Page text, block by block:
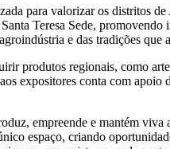
para valorizar os distritos
Teresa Sede, promovendo
e das tradições
produtos regionais, como
expositores conta com
empreende e mantém viva
espaço, criando